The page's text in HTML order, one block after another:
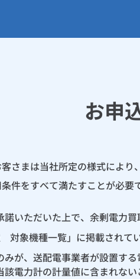
お申
さまは当社所定の様式により
件をすべて満たすことが必要
いただいた上で、余剰電力買
象機種一覧」に掲載されて
が、送配電事業者が設置する
電力計の計量値に含まれない